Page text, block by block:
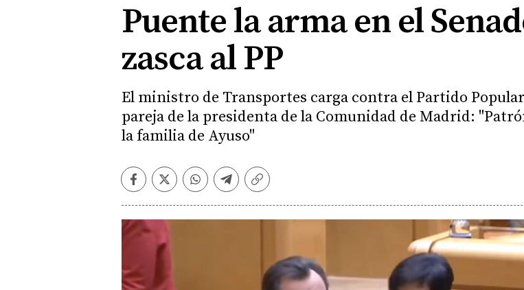
Puente la arma en el
zasca al PP
El ministro de Transportes carga contra el Partido
pareja de la presidenta de la Comunidad de Madrid:
la familia de Ayuso"
Facebook
TwitterWhatsapp
Telegram
Copiar